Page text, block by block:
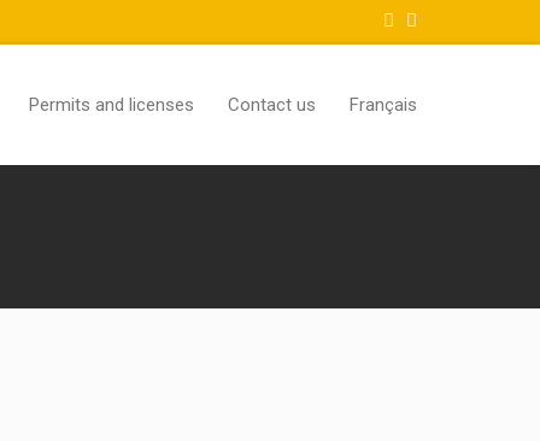
Permits and licenses Contact us Français